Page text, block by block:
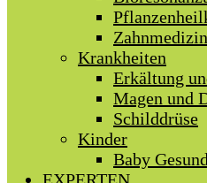
Zahnmedizin
Krankheiten
Erkältung
Magen und
Schilddrüse
Kinder
Baby